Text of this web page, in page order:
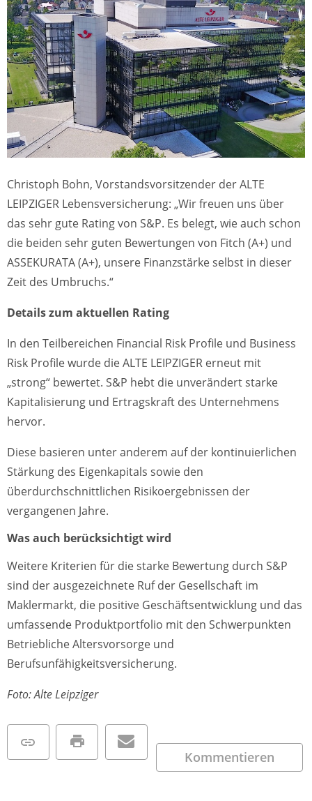
Christoph Bohn, Vorstandsvorsitzender der ALTE
LEIPZIGER Lebensversicherung: „Wir freuen uns über
das sehr gute Rating von S&P. Es belegt, wie auch schon
die beiden sehr guten Bewertungen von Fitch (A+) und
ASSEKURATA (A+), unsere Finanzstärke selbst in dieser
Zeit des Umbruchs.“
Details zum aktuellen Rating
In den Teilbereichen Financial Risk Profile und Business
Risk Profile wurde die ALTE LEIPZIGER erneut mit
„strong“ bewertet. S&P hebt die unverändert starke
Kapitalisierung und Ertragskraft des Unternehmens
hervor.
Diese basieren unter anderem auf der kontinuierlichen
Stärkung des Eigenkapitals sowie den
überdurchschnittlichen Risikoergebnissen der
vergangenen Jahre.
Was auch berücksichtigt wird
Weitere Kriterien für die starke Bewertung durch S&P
sind der ausgezeichnete Ruf der Gesellschaft im
Maklermarkt, die positive Geschäftsentwicklung und das
umfassende Produktportfolio mit den Schwerpunkten
Betriebliche Altersvorsorge und
Berufsunfähigkeitsversicherung.
Foto: Alte Leipziger
Kommentieren